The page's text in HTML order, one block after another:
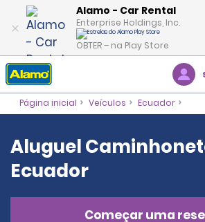
Alamo - Car Rental
Enterprise Holdings, Inc.
OBTER – na Play Store
Página inicial Veículos Ecuador
Aluguel
Ecuador
Começar uma